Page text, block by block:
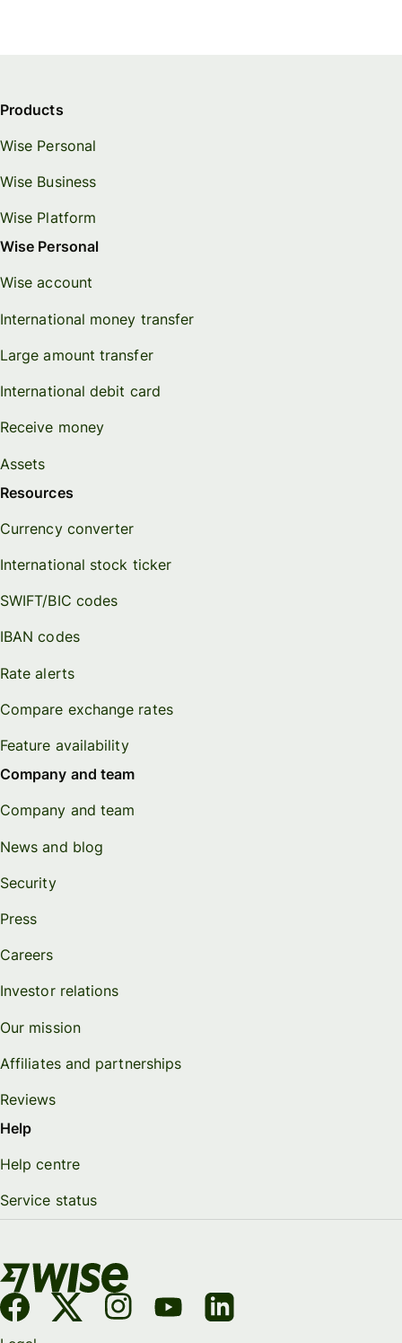
Products
Wise Personal
Wise Business
Wise Platform
Wise Personal
Wise account
International money transfer
Large amount transfer
International debit card
Receive money
Assets
Resources
Currency converter
International stock ticker
SWIFT/BIC codes
IBAN codes
Rate alerts
Compare exchange rates
Feature availability
Company and team
Company and team
News and blog
Security
Press
Careers
Investor relations
Our mission
Affiliates and partnerships
Reviews
Help
Help centre
Service status